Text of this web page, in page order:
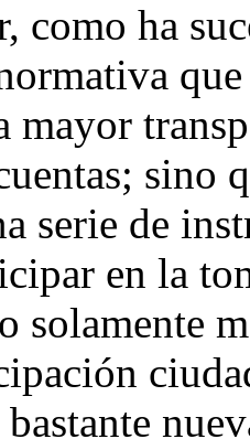
como ha
mayor
sino
serie de
en la
solamente